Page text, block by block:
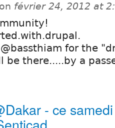
on février 24, 2012 at
for the
there.....by a
- ce